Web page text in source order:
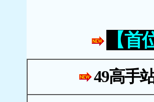
【
49高手